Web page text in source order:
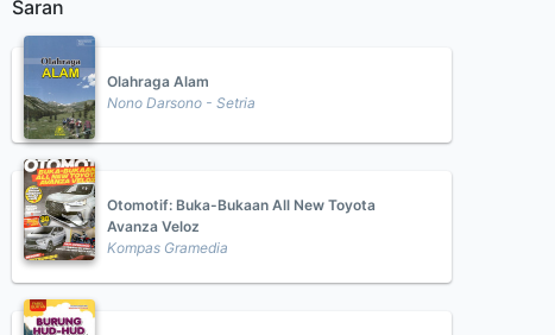
Saran
Olahraga Alam
Nono Darsono - Setria
Otomotif: Buka-Bukaan All New Toyota
Avanza Veloz
Kompas Gramedia